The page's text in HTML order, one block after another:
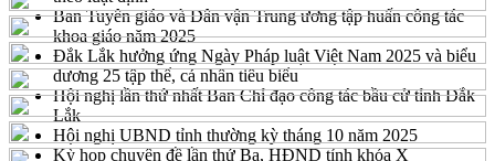
Ban Tuyên giáo và Dân vận Trung ương tập huấn công tác
khoa giáo năm 2025
Đắk Lắk hưởng ứng Ngày Pháp luật Việt Nam 2025 và biểu
dương 25 tập thể, cá nhân tiêu biểu
Hội nghị lần thứ nhất Ban Chỉ đạo công tác bầu cử tỉnh Đắk
Lắk
Hội nghị UBND tỉnh thường kỳ tháng 10 năm 2025
Kỳ họp chuyên đề lần thứ Ba, HĐND tỉnh khóa X